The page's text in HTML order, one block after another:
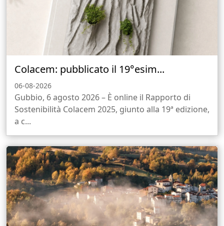
Colacem: pubblicato il 19°esim...
06-08-2026
Gubbio, 6 agosto 2026 – È online il Rapporto di
Sostenibilità Colacem 2025, giunto alla 19ª edizione,
a c...